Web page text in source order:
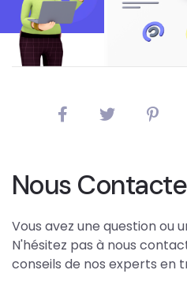
Nous
Vous avez une question ou
N'hésitez pas à nous
conseils de nos experts en